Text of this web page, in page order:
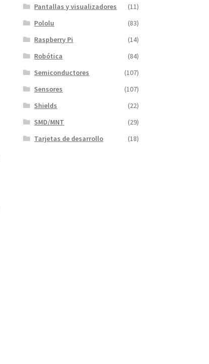
Pantallas y visualizadores
(11)
Pololu
(83)
Raspberry Pi
(14)
Robótica
(84)
Semiconductores
(107)
Sensores
(107)
Shields
(22)
SMD/MNT
(29)
Tarjetas de desarrollo
(18)